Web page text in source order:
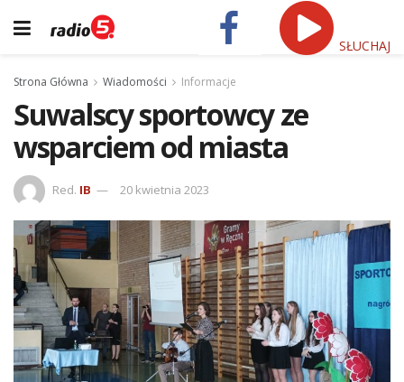
SŁUCHAJ
Strona Główna Wiadomości Informacje
Suwalscy sportowcy ze
wsparciem od miasta
Red. IB 20 kwietnia 2023